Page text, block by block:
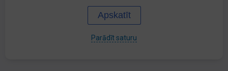
Apskatīt
Parādīt saturu